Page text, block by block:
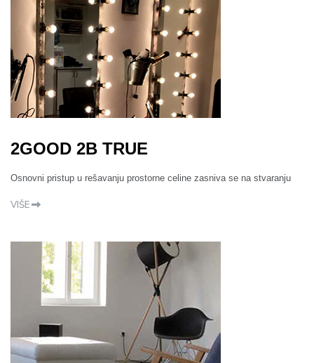
2GOOD 2B TRUE
Osnovni pristup u rešavanju prostorne celine zasniva se na stvaranju
VIŠE